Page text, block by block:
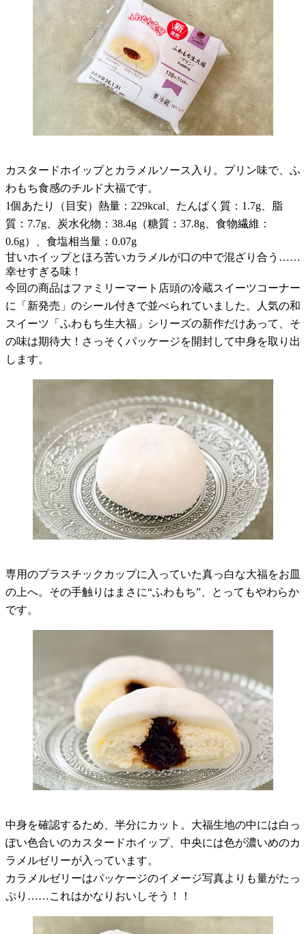
カスタードホイップとカラメルソース入り。プリン味で、ふ
わもち食感のチルド大福です。
1個あたり（目安）熱量：229kcal、たんぱく質：1.7g、脂
質：7.7g、炭水化物：38.4g（糖質：37.8g、食物繊維：
0.6g）、食塩相当量：0.07g
甘いホイップとほろ苦いカラメルが口の中で混ざり合う……
幸せすぎる味！
今回の商品はファミリーマート店頭の冷蔵スイーツコーナー
に「新発売」のシール付きで並べられていました。人気の和
スイーツ「ふわもち生大福」シリーズの新作だけあって、そ
の味は期待大！さっそくパッケージを開封して中身を取り出
します。
専用のプラスチックカップに入っていた真っ白な大福をお皿
の上へ。その手触りはまさに“ふわもち”、とってもやわらか
です。
中身を確認するため、半分にカット。大福生地の中には白っ
ぽい色合いのカスタードホイップ、中央には色が濃いめのカ
ラメルゼリーが入っています。
カラメルゼリーはパッケージのイメージ写真よりも量がたっ
ぷり……これはかなりおいしそう！！